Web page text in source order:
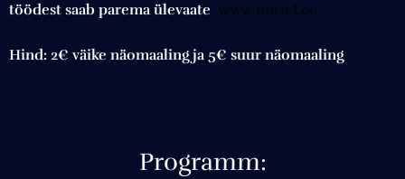
töödest saab parema ülevaate www.mirjel.ee
Hind: 2€ väike näomaaling ja 5€ suur näomaaling
Programm: